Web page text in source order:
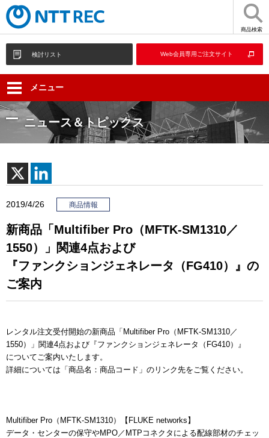
商品検索
検討リスト Web会員専用ご注文サイト
メニュー
ニュース＆トピックス
2019/4/26 商品情報
新商品「Multifiber Pro（MFTK-SM1310／
1550）」関連4点および
『ファンクションジェネレータ（FG410）』の
ご案内
レンタル注文受付開始の新商品「Multifiber Pro（MFTK-SM1310／
1550）」関連4点および『ファンクションジェネレータ（FG410）』
についてご案内いたします。
詳細については「商品名：商品コード」のリンク先をご覧ください。
Multifiber Pro（MFTK-SM1310）【FLUKE networks】
データ・センターの保守やMPO／MTPコネクタによる配線部材のチェッ